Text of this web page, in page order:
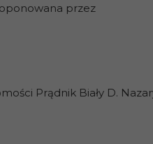
przez
Prądnik Biały D.